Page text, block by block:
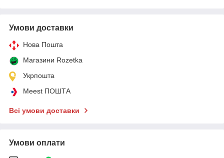
Умови доставки
Нова Пошта
Магазини Rozetka
Укрпошта
Meest ПОШТА
Всі умови доставки
Умови оплати